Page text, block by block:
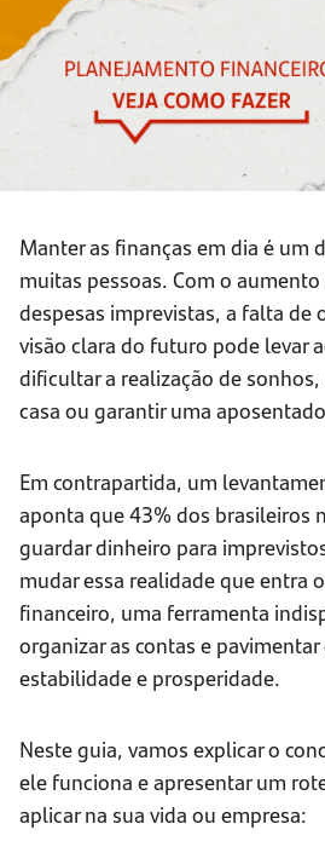
Manter as finanças em dia é um
muitas pessoas. Com o
despesas imprevistas, a falta de
visão clara do futuro pode levar
dificultar a realização de
casa ou garantir uma
Em contrapartida, um
aponta que 43% dos brasileiros
guardar dinheiro para
mudar essa realidade que entra
financeiro, uma ferramenta
organizar as contas e
estabilidade e prosperidade.
Neste guia, vamos explicar o
ele funciona e apresentar um
aplicar na sua vida ou empresa: